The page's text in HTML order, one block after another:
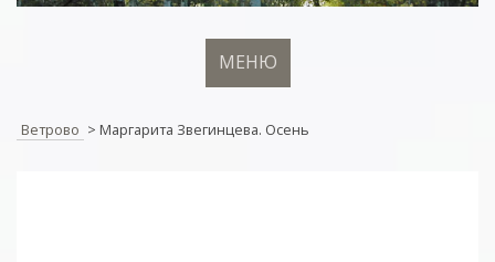
МЕНЮ
Ветрово > Маргарита Звегинцева. Осень